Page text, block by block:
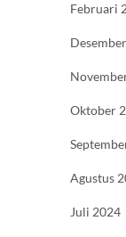
Februari
Oktober
Agustus
Juli 2024